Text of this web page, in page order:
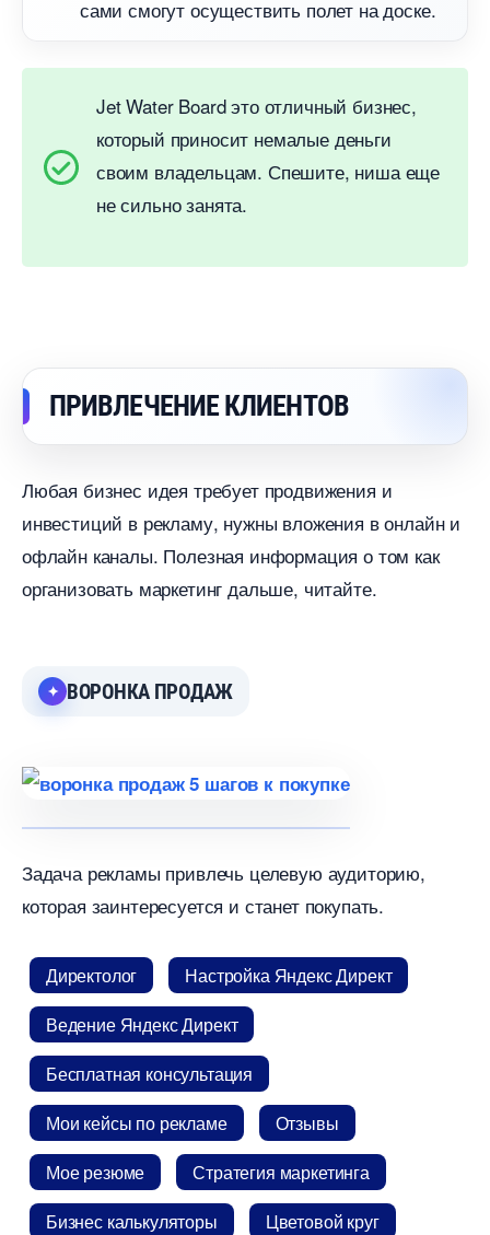
сами смогут осуществить полет на доске.
Jet Water Board это отличный бизнес,
который приносит немалые деньги
своим владельцам. Спешите, ниша еще
не сильно занята.
ПРИВЛЕЧЕНИЕ КЛИЕНТО
Любая бизнес идея требует продвижения и
инвестиций в рекламу, нужны вложения в онлайн и
офлайн каналы. Полезная информация о том как
организовать маркетинг дальше, читайте.
ОРОНКА ПРОДАЖ
Задача рекламы привлечь целевую аудиторию,
которая заинтересуется и станет покупать.
Директоло
Настройка Яндекс Директ
едение Яндекс Директ
Бесплатная консультация
Мои кейсы по рекламе
Отзывы
Мое резюме
Стратегия маркетинга
Бизнес калькуляторы
Цветовой кру